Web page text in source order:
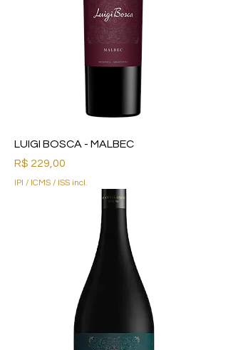
LUIGI BOSCA - MALBEC
Preço
R$ 229,00
IPI / ICMS / ISS incl.